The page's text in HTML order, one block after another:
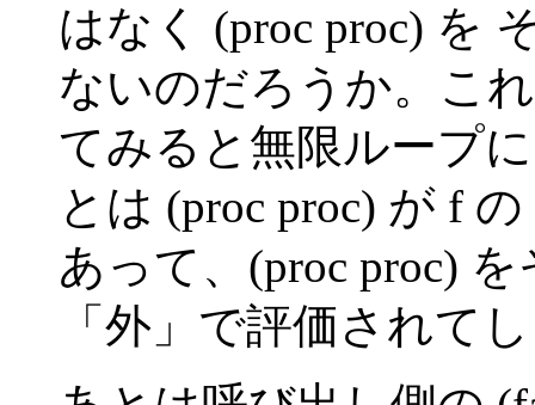
はなく (proc proc) を
ないのだろうか。こ
てみると無限ループ
とは (proc proc) が f
あって、(proc proc)
「外」で評価されて